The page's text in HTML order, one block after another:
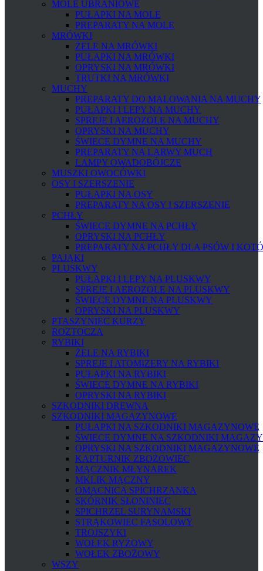
MOLE UBRANIOWE
PUŁAPKI NA MOLE
PREPARATY NA MOLE
MRÓWKI
ŻELE NA MRÓWKI
PUŁAPKI NA MRÓWKI
OPRYSKI NA MRÓWKI
TRUTKI NA MRÓWKI
MUCHY
PREPARATY DO MALOWANIA NA MUCHY
PUŁAPKI I LEPY NA MUCHY
SPREJE I AEROZOLE NA MUCHY
OPRYSKI NA MUCHY
ŚWIECE DYMNE NA MUCHY
PREPARATY NA LARWY MUCH
LAMPY OWADOBÓJCZE
MUSZKI OWOCÓWKI
OSY I SZERSZENIE
PUŁAPKI NA OSY
PREPARATY NA OSY I SZERSZENIE
PCHŁY
ŚWIECE DYMNE NA PCHŁY
OPRYSKI NA PCHŁY
PREPARATY NA PCHŁY DLA PSÓW I
PAJĄKI
PLUSKWY
PUŁAPKI I LEPY NA PLUSKWY
SPREJE I AEROZOLE NA PLUSKWY
ŚWIECE DYMNE NA PLUSKWY
OPRYSKI NA PLUSKWY
PTASZYNIEC KURZY
ROZTOCZA
RYBIKI
ŻELE NA RYBIKI
SPREJE I ATOMIZERY NA RYBIKI
PUŁAPKI NA RYBIKI
ŚWIECE DYMNE NA RYBIKI
OPRYSKI NA RYBIKI
SZKODNIKI DREWNA
SZKODNIKI MAGAZYNOWE
PUŁAPKI NA SZKODNIKI MAGAZYNOWE
ŚWIECE DYMNE NA SZKODNIKI
OPRYSKI NA SZKODNIKI MAGAZYNOWE
KAPTURNIK ZBOŻOWIEC
MĄCZNIK MŁYNAREK
MKLIK MĄCZNY
OMACNICA SPICHRZANKA
SKÓRNIK SŁONINIEC
SPICHRZEL SURYNAMSKI
STRĄKOWIEC FASOLOWY
TROJSZYKI
WOŁEK RYŻOWY
WOŁEK ZBOŻOWY
WSZY